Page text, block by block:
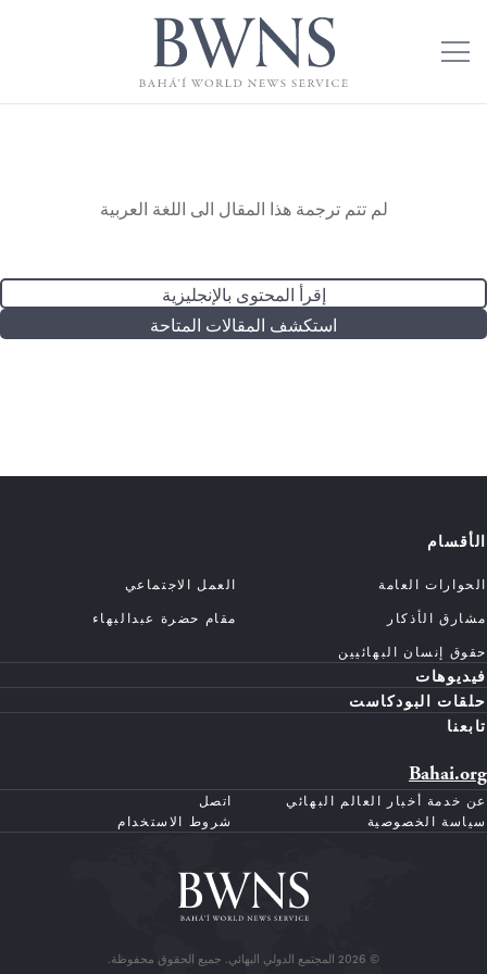
لم تتم ترجمة هذا المقال الى اللغة العربية
إقرأ المحتوى بالإنجليزية
استكشف المقالات المتاحة
الأقسام
الحوارات العامة
العمل الاجتماعي
مشارق الأذكار
مقام حضرة عبدالبهاء
حقوق إنسان البهائيين
فيديوهات
حلقات البودكاست
تابعنا
Bahai.org
عن خدمة أخبار العالم البهائي
اتصل
سياسة الخصوصية
شروط الاستخدام
© 2026 المجتمع الدولي البهائي. جميع الحقوق محفوظة.